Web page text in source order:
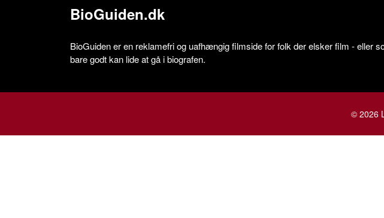
BioGuiden.dk
BioGuiden er en reklamefri og uafhængig filmside for folk der elsker film - eller
bare godt kan lide at gå i biografen.
© 2026